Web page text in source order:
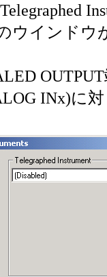
ウインドウ
INx)に